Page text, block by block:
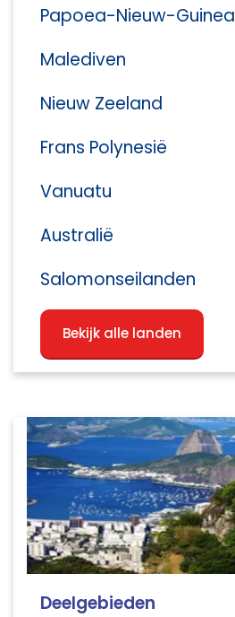
Papoea-Nieuw-Guinea
Malediven
Nieuw Zeeland
Frans Polynesië
Vanuatu
Australië
Salomonseilanden
Bekijk alle landen
Deelgebieden